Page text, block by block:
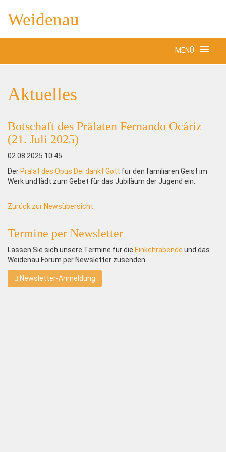
Weidenau
MENÜ
Aktuelles
Botschaft des Prälaten Fernando Ocáriz
(21. Juli 2025)
02.08.2025 10:45
Der Prälat des Opus Dei dankt Gott für den familiären Geist im
Werk und lädt zum Gebet für das Jubiläum der Jugend ein.
Zurück zur Newsübersicht
Termine per Newsletter
Lassen Sie sich unsere Termine für die Einkehrabende und das
Weidenau Forum per Newsletter zusenden.
Newsletter-Anmeldung